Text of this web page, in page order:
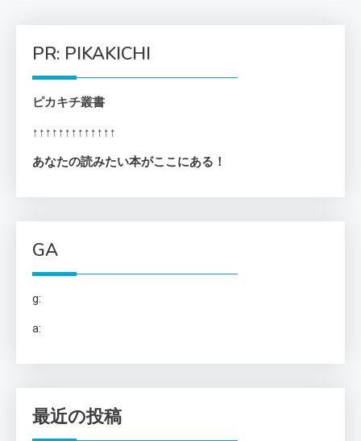
の
ペ
ー
ジ
り
PR: PIKAKICHI
ピカキチ叢書
↑↑↑↑↑↑↑↑↑↑↑↑↑
あなたの読みたい本がここにある！
GA
g:
a:
最近の投稿